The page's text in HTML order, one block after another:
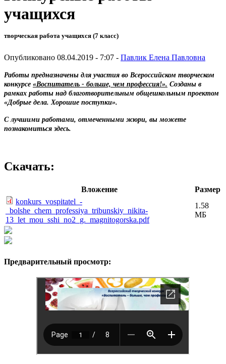
учащихся
творческая работа учащихся (7 класс)
Опубликовано 08.04.2019 - 7:07 - Павлик Елена Павловна
Работы предназначены для участия во Всероссийском творческом
конкурсе «Воспитатель - больше, чем профессия!». Созданы в
рамках работы над благотворительным общешкольным проектом
«Добрые дела. Хорошие поступки».
С лучшими работами, отмеченными жюри, вы можете
познакомиться здесь.
Скачать:
Вложение
Размер
konkurs_vospitatel_-
_bolshe_chem_professiya_tribunskiy_nikita-
13_let_mou_sshi_no2_g._magnitogorska.pdf
1.58
МБ
Предварительный просмотр: